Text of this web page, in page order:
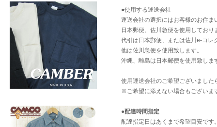
●使用する運送会社
運送会社の選択にはお客様のお住
日本郵便、佐川急便を使用しており
代引は日本郵便、または佐川e-コレ
他は佐川急便を使用致します。
沖縄、離島は日本郵便を使用致しま
使用運送会社のご希望ございまし
※ご希望に添えない場合もございま
●配達時間指定
配達指定日はあくまで希望目安です